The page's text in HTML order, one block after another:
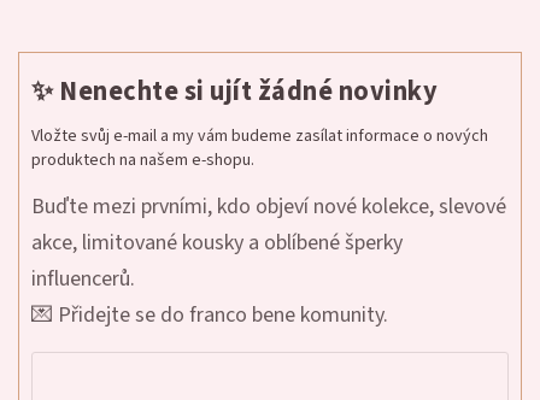
✨ Nenechte si ujít žádné novinky
Vložte svůj e-mail a my vám budeme zasílat informace o nových
produktech na našem e-shopu.
Buďte mezi prvními, kdo objeví nové kolekce, slevové
akce, limitované kousky a oblíbené šperky
influencerů.
💌 Přidejte se do franco bene komunity.